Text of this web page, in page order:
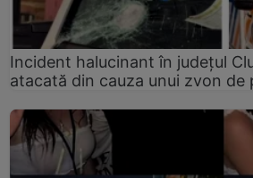
Incident halucinant în județul
atacată din cauza unui zvon de